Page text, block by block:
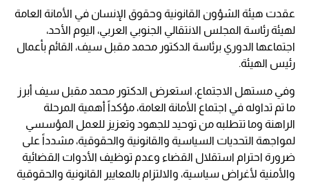
عقدت هيئة الشؤون القانونية وحقوق الإنسان في الأمانة العامة
لهيئة رئاسة المجلس الانتقالي الجنوبي العربي، اليوم الأحد،
اجتماعها الدوري برئاسة الدكتور محمد مقبل سيف، القائم بأعمال
رئيس الهيئة.
وفي مستهل الاجتماع، استعرض الدكتور محمد مقبل سيف أبرز
ما تم تداوله في اجتماع الأمانة العامة، مؤكداً أهمية المرحلة
الراهنة وما تتطلبه من توحيد للجهود وتعزيز للعمل المؤسسي
لمواجهة التحديات السياسية والقانونية والحقوقية، مشدداً على
ضرورة احترام استقلال القضاء وعدم توظيف الأدوات القضائية
والأمنية لأغراض سياسية، والالتزام بالمعايير القانونية والحقوقية